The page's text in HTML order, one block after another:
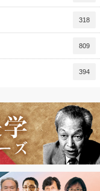
318
809
394